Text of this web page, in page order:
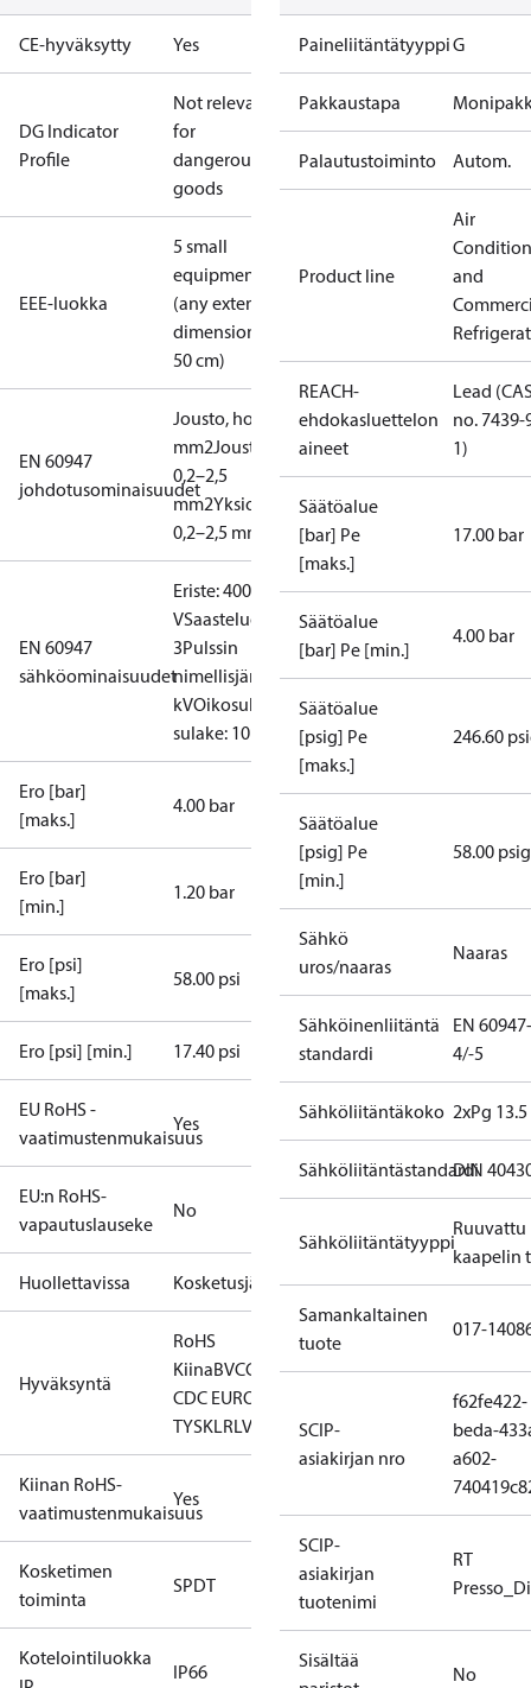
CE-hyväksytty Yes
DG Indicator
Profile
Not relevant
for
dangerous
goods
EEE-luokka
5 small
equipment
(any external
dimension <
50 cm)
EN 60947
johdotusominaisuudet
Jousto, holkit: 0,2–1,5
mm2Jousto, ei holkkeja:
0,2–2,5
mm2Yksiosainen/säikeet:
0,2–2,5 mm2
EN 60947
sähköominaisuudet
Eriste: 400
VSaasteluokka:
3Pulssin
nimellisjännite: 4
kVOikosulkusuojaus,
sulake: 10 A
Ero [bar]
[maks.]
4.00 bar
Ero [bar]
[min.]
1.20 bar
Ero [psi]
[maks.]
58.00 psi
Ero [psi] [min.] 17.40 psi
EU RoHS -
vaatimustenmukaisuus
Yes
EU:n RoHS-
vapautuslauseke
No
Huollettavissa Kosketusjärjestelmät
Hyväksyntä
RoHS
KiinaBVCCC CECMIMEACGLKRLLC
CDC EURO-
TYSKLRLVD RINA TYSK
Kiinan RoHS-
vaatimustenmukaisuus
Yes
Kosketimen
toiminta
SPDT
Kotelointiluokka
IP66
PaineliitäntätyyppiG
Pakkaustapa
Palautustoiminto Autom.
Product line
Air
and
REACH-
ehdokasluettelon
aineet
Lead
no. 7439-
1)
Säätöalue
[bar] Pe
[maks.]
17.00 bar
Säätöalue
[bar] Pe [min.]
4.00 bar
Säätöalue
[psig] Pe
[maks.]
246.60
Säätöalue
[psig] Pe
[min.]
58.00 psig
Sähkö
uros/naaras
Naaras
Sähköinenliitäntä
standardi
EN 60947-
4/-5
Sähköliitäntäkoko 2xPg 13.5
Sähköliitäntästandardi
DIN
Sähköliitäntätyyppi
Ruuvattu
kaapelin
Samankaltainen
tuote
017-
SCIP-
asiakirjan nro
f62fe422-
beda-
a602-
SCIP-
asiakirjan
tuotenimi
RT
Sisältää
No